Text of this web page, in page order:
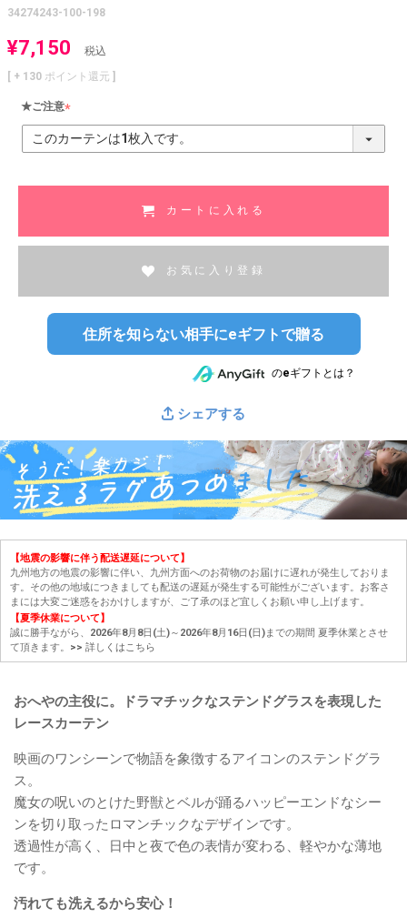
34274243-100-198
¥7,150
税込
[ + 130 ポイント還元 ]
★ご注意
(
必
カートに入れる
お気に入り登録
住所を知らない相手にeギフトで贈る
のeギフトとは？
シェアする
【地震の影響に伴う配送遅延について】
九州地方の地震の影響に伴い、九州方面へのお荷物のお届けに遅れが発生しておりま
す。その他の地域につきましても配送の遅延が発生する可能性がございます。お客さ
まには大変ご迷惑をおかけしますが、ご了承のほど宜しくお願い申し上げます。
【夏季休業について】
誠に勝手ながら、2026年8月8日(土)～2026年8月16日(日)までの期間 夏季休業とさせ
て頂きます。 >> 詳しくはこちら
おへやの主役に。ドラマチックなステンドグラスを表現した
レースカーテン
映画のワンシーンで物語を象徴するアイコンのステンドグラ
ス。
魔女の呪いのとけた野獣とベルが踊るハッピーエンドなシー
ンを切り取ったロマンチックなデザインです。
透過性が高く、日中と夜で色の表情が変わる、軽やかな薄地
です。
汚れても洗えるから安心！